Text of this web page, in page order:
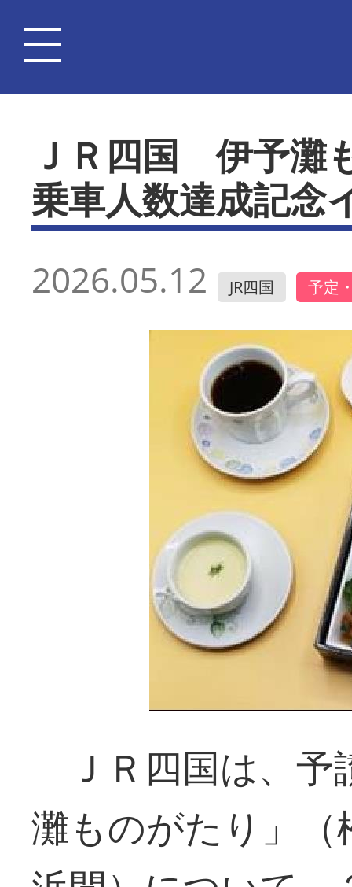
ＪＲ四国 伊予灘
乗車人数達成記念
2026.05.12 JR四国 予定
ＪＲ四国は、予
灘ものがたり」